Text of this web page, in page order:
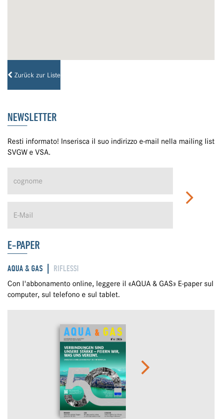
Zurück zur Liste
NEWSLETTER
Resti informato! Inserisca il suo indirizzo e-mail nella mailing list
SVGW e VSA.
E-PAPER
AQUA & GAS RIFLESSI
Con l'abbonamento online, leggere il «AQUA & GAS» E-paper sul
computer, sul telefono e sul tablet.